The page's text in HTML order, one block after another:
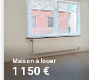
Maison·à louer
1 150 €